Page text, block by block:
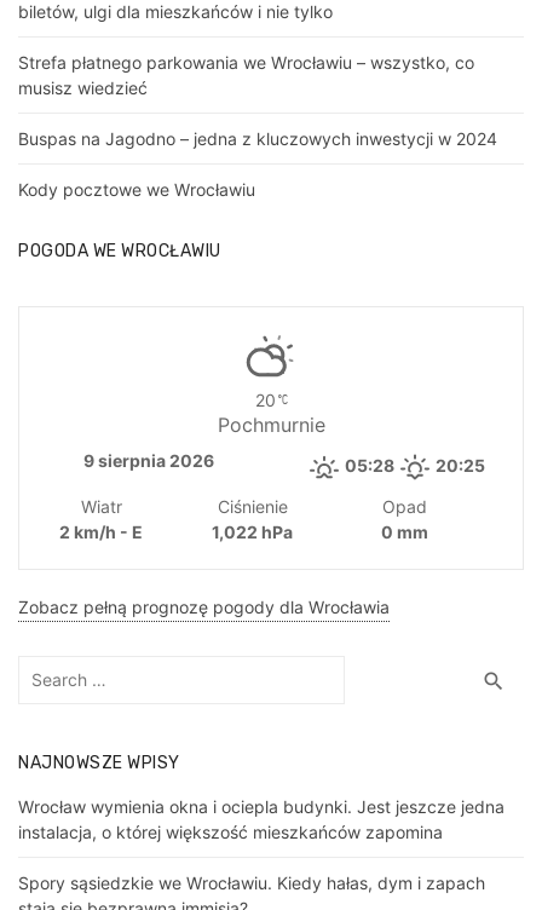
biletów, ulgi dla mieszkańców i nie tylko
Strefa płatnego parkowania we Wrocławiu – wszystko, co
musisz wiedzieć
Buspas na Jagodno – jedna z kluczowych inwestycji w 2024
Kody pocztowe we Wrocławiu
POGODA WE WROCŁAWIU
20
Pochmurnie
9 sierpnia 2026 05:28 20:25
Wiatr
2 km/h - E
Ciśnienie
1,022 hPa
Opad
0 mm
Zobacz pełną prognozę pogody dla Wrocławia
Search
search
NAJNOWSZE WPISY
Wrocław wymienia okna i ociepla budynki. Jest jeszcze jedna
instalacja, o której większość mieszkańców zapomina
Spory sąsiedzkie we Wrocławiu. Kiedy hałas, dym i zapach